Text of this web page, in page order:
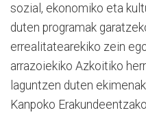
sozial, ekonomiko eta
duten programak
errealitatearekiko zein
arrazoiekiko Azkoitiko
laguntzen duten
Kanpoko